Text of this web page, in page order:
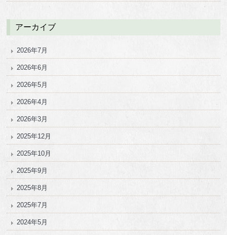
アーカイブ
2026年7月
2026年6月
2026年5月
2026年4月
2026年3月
2025年12月
2025年10月
2025年9月
2025年8月
2025年7月
2024年5月